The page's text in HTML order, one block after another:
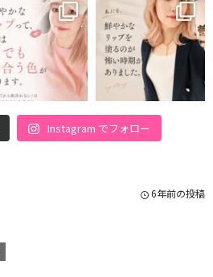
Instagram でフォロー
6年前の投稿